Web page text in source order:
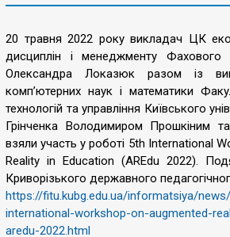
20 травня 2022 року викладач ЦК
дисциплін і менеджменту Фахового
Олександра Локазюк разом із
комп’ютерних наук і математики
технологій та управління Київського
Грінченка Володимиром Прошкіним
взяли участь у роботі 5th International
Reality in Education (AREdu 2022).
Криворізького державного
https://fitu.kubg.edu.ua/informatsiya/
international-workshop-on-augmented-
aredu-2022.html